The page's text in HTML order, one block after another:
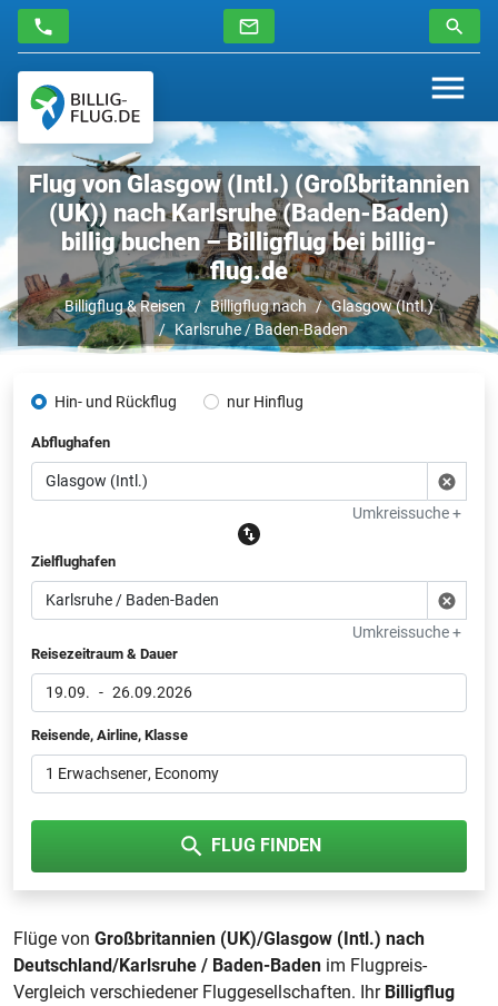
Flug von Glasgow (Intl.) (Großbritannien
(UK)) nach Karlsruhe (Baden-Baden)
billig buchen – Billigflug bei billig-
flug.de
Billigflug & Reisen Billigflug nach
Glasgow (Intl.)
Karlsruhe / Baden-Baden
Hin- und Rückflug nur Hinflug
Abflughafen
Umkreissuche +
Zielflughafen
Umkreissuche +
Reisezeitraum & Dauer
19.09. - 26.09.2026
Reisende, Airline, Klasse
1 Erwachsener, Economy
FLUG FINDEN
Flüge von Großbritannien (UK)/Glasgow (Intl.) nach
Deutschland/Karlsruhe / Baden-Baden im Flugpreis-
Vergleich verschiedener Fluggesellschaften. Ihr Billigflug